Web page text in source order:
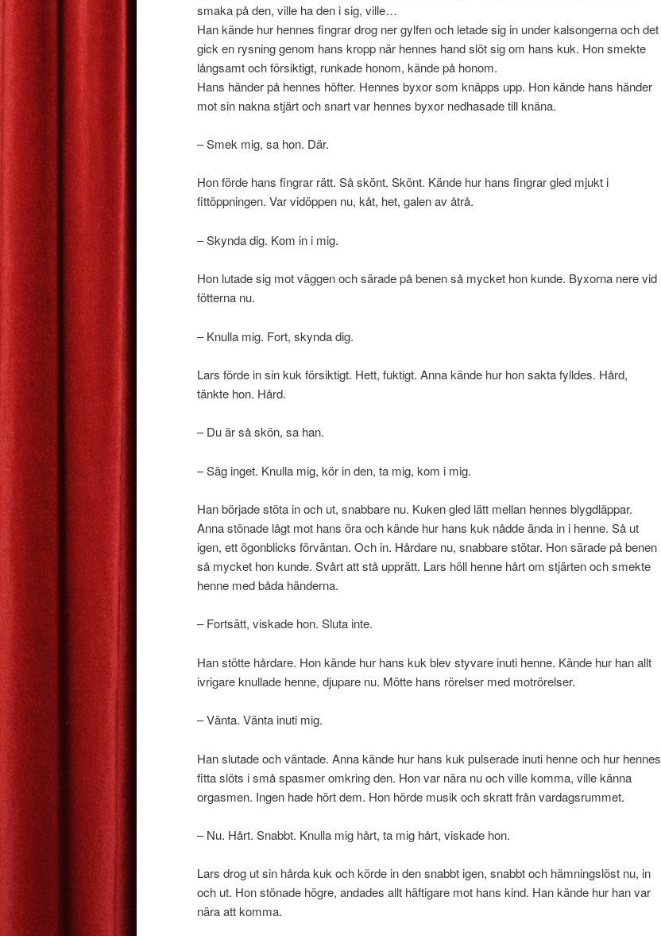
smaka på den, ville ha den i sig, ville…
Han kände hur hennes fingrar drog ner gylfen och letade sig in under kalsongerna och det
gick en rysning genom hans kropp när hennes hand slöt sig om hans kuk. Hon smekte
långsamt och försiktigt, runkade honom, kände på honom.
Hans händer på hennes höfter. Hennes byxor som knäpps upp. Hon kände hans händer
mot sin nakna stjärt och snart var hennes byxor nedhasade till knäna.
– Smek mig, sa hon. Där.
Hon förde hans fingrar rätt. Så skönt. Skönt. Kände hur hans fingrar gled mjukt i
fittöppningen. Var vidöppen nu, kåt, het, galen av åtrå.
– Skynda dig. Kom in i mig.
Hon lutade sig mot väggen och särade på benen så mycket hon kunde. Byxorna nere vid
fötterna nu.
– Knulla mig. Fort, skynda dig.
Lars förde in sin kuk försiktigt. Hett, fuktigt. Anna kände hur hon sakta fylldes. Hård,
tänkte hon. Hård.
– Du är så skön, sa han.
– Säg inget. Knulla mig, kör in den, ta mig, kom i mig.
Han började stöta in och ut, snabbare nu. Kuken gled lätt mellan hennes blygdläppar.
Anna stönade lågt mot hans öra och kände hur hans kuk nådde ända in i henne. Så ut
igen, ett ögonblicks förväntan. Och in. Hårdare nu, snabbare stötar. Hon särade på benen
så mycket hon kunde. Svårt att stå upprätt. Lars höll henne hårt om stjärten och smekte
henne med båda händerna.
– Fortsätt, viskade hon. Sluta inte.
Han stötte hårdare. Hon kände hur hans kuk blev styvare inuti henne. Kände hur han allt
ivrigare knullade henne, djupare nu. Mötte hans rörelser med motrörelser.
– Vänta. Vänta inuti mig.
Han slutade och väntade. Anna kände hur hans kuk pulserade inuti henne och hur hennes
fitta slöts i små spasmer omkring den. Hon var nära nu och ville komma, ville känna
orgasmen. Ingen hade hört dem. Hon hörde musik och skratt från vardagsrummet.
– Nu. Hårt. Snabbt. Knulla mig hårt, ta mig hårt, viskade hon.
Lars drog ut sin hårda kuk och körde in den snabbt igen, snabbt och hämningslöst nu, in
och ut. Hon stönade högre, andades allt häftigare mot hans kind. Han kände hur han var
nära att komma.